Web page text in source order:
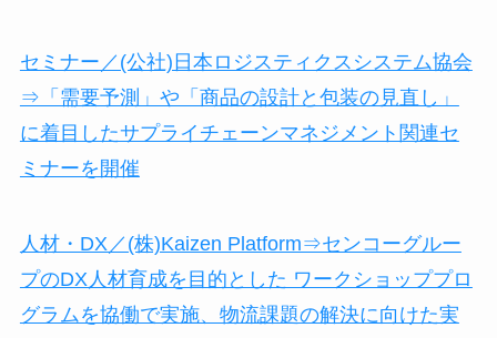
セミナー／(公社)日本ロジスティクスシステム協会
⇒「需要予測」や「商品の設計と包装の見直し」
に着目したサプライチェーンマネジメント関連セ
ミナーを開催
人材・DX／(株)Kaizen Platform⇒センコーグルー
プのDX人材育成を目的とした ワークショッププロ
グラムを協働で実施、物流課題の解決に向けた実